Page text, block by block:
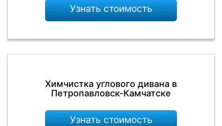
Узнать стоимость
Химчистка углового дивана в
Петропавловск-Камчатске
Узнать стоимость